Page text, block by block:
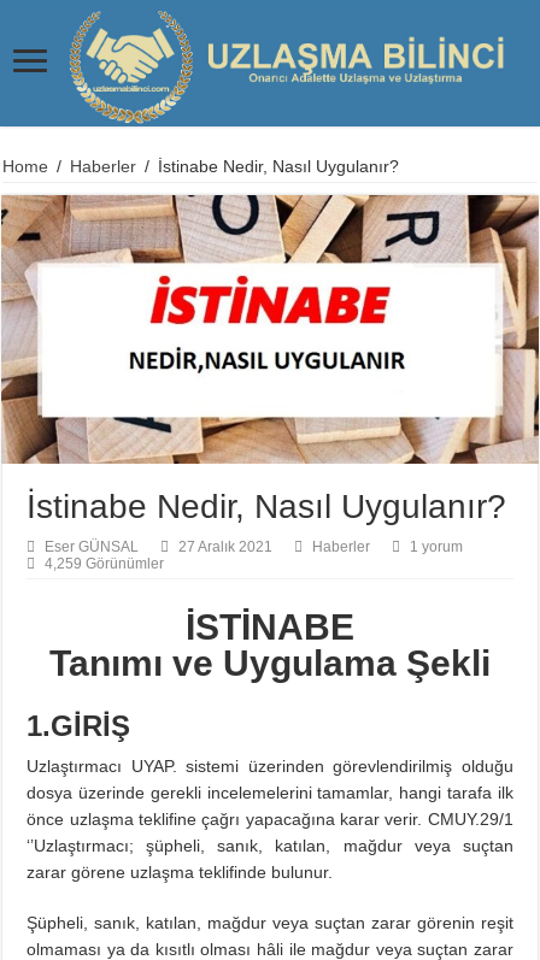
Home / Haberler / İstinabe Nedir, Nasıl Uygulanır?
İstinabe Nedir, Nasıl Uygulanır?
Eser GÜNSAL 27 Aralık 2021 Haberler
1 yorum
4,259 Görünümler
İSTİNABE
Tanımı ve Uygulama Şekli
1.GİRİŞ
Uzlaştırmacı UYAP. sistemi üzerinden görevlendirilmiş olduğu
dosya üzerinde gerekli incelemelerini tamamlar, hangi tarafa ilk
önce uzlaşma teklifine çağrı yapacağına karar verir. CMUY.29/1
‘’Uzlaştırmacı; şüpheli, sanık, katılan, mağdur veya suçtan
zarar görene uzlaşma teklifinde bulunur.
Şüpheli, sanık, katılan, mağdur veya suçtan zarar görenin reşit
olmaması ya da kısıtlı olması hâli ile mağdur veya suçtan zarar